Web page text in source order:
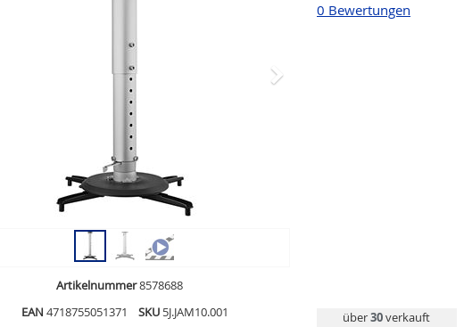
Artikelnummer8578688
EAN 4718755051371 SKU 5J.JAM10.001
0 Bewertungen
über30verkauft